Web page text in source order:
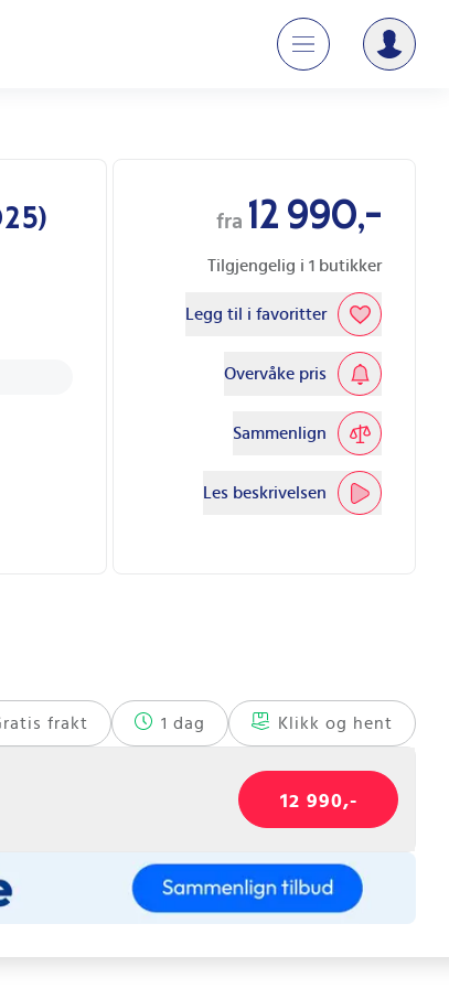
fra 12 990,-
Tilgjengelig i 1 butikker
Legg til i favoritter
Overvåke pris
Sammenlign
Les beskrivelsen
frakt 1 dag Klikk og hent
12 990,-